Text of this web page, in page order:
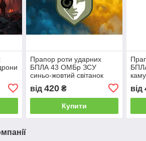
Прапор роти ударних
БПЛА 43 ОМБр ЗСУ
синьо-жовтий світанок
від 420₴
Купити
від